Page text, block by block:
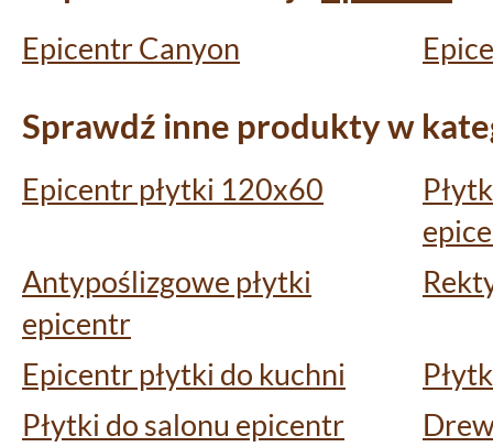
Epicentr Canyon
Sprawdź inne produkty w
Epicentr płytki 120x60
Antypoślizgowe płytki
epicentr
Epicentr płytki do kuchni
Płytki do salonu epicentr